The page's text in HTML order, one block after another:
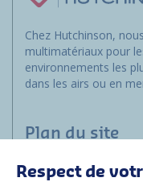
Chez Hutchinson,
multimatériaux pour
environnements les
dans les airs ou en
Plan du site
Applications
Respect de